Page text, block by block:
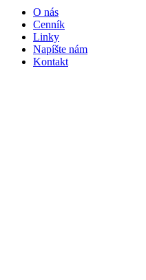
O nás
Cenník
Linky
Napíšte nám
Kontakt